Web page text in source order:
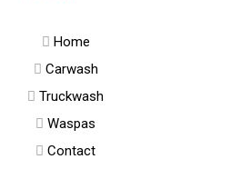
Home
Carwash
Truckwash
Waspas
Contact